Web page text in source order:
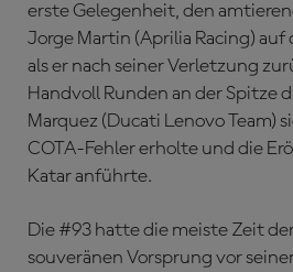
erste Gelegenheit, den
Jorge Martin (Aprilia Racing) auf
als er nach seiner Verletzung
Handvoll Runden an der Spitze
Marquez (Ducati Lenovo Team)
COTA-Fehler erholte und die
Katar anführte.
Die #93 hatte die meiste Zeit
souveränen Vorsprung vor